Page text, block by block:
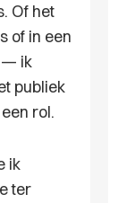
Of het
of in een
— ik
publiek
rol.
ik
ter